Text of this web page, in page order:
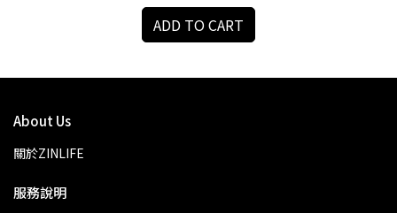
ADD TO CART
About Us
關於ZINLIFE
服務說明